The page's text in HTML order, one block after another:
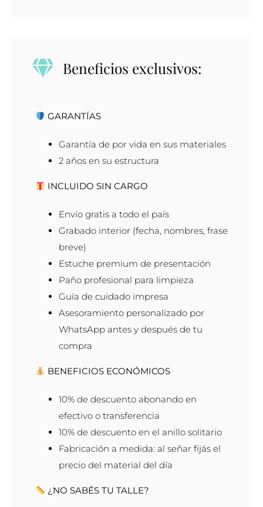
Beneficios exclusivos:
GARANTÍAS
Garantía de por vida en sus materiales
2 años en su estructura
INCLUIDO SIN CARGO
Envío gratis a todo el país
Grabado interior (fecha, nombres, frase
breve)
Estuche premium de presentación
Paño profesional para limpieza
Guía de cuidado impresa
Asesoramiento personalizado por
WhatsApp antes y después de tu
compra
BENEFICIOS ECONÓMICOS
10% de descuento abonando en
efectivo o transferencia
10% de descuento en el anillo solitario
Fabricación a medida: al señar fijás el
precio del material del día
¿NO SABÉS TU TALLE?